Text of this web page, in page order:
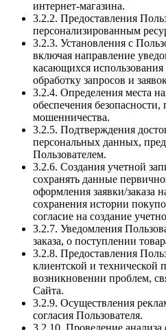
интернет-магазина.
3.2.2. Предоставления
персонализированным
3.2.3. Установления с
включая направление
касающихся использования
обработку запросов и
3.2.4. Определения места
обеспечения
мошенничества.
3.2.5. Подтверждения
персональных данных,
Пользователем.
3.2.6. Создания учетной
сохранять данные
оформления заявки/заказа
сохранения истории
согласие на создание
3.2.7. Уведомления
заказа, о поступлении
3.2.8. Предоставления
клиентской и технической
возникновении проблем,
Сайта.
3.2.9. Осуществления
согласия Пользователя.
3.2.10. Проведение